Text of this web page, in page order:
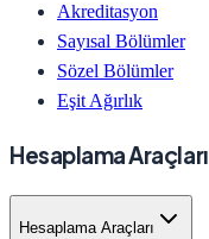
Akreditasyon
Sayısal Bölümler
Sözel Bölümler
Eşit Ağırlık
Hesaplama Araçları
Hesaplama Araçları